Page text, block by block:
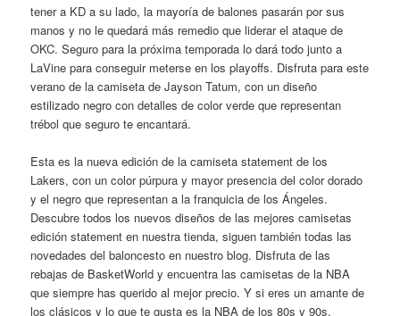
tener a KD a su lado, la mayoría de balones pasarán por sus
manos y no le quedará más remedio que liderar el ataque de
OKC. Seguro para la próxima temporada lo dará todo junto a
LaVine para conseguir meterse en los playoffs. Disfruta para este
verano de la camiseta de Jayson Tatum, con un diseño
estilizado negro con detalles de color verde que representan
trébol que seguro te encantará.
Esta es la nueva edición de la camiseta statement de los
Lakers, con un color púrpura y mayor presencia del color dorado
y el negro que representan a la franquicia de los Ángeles.
Descubre todos los nuevos diseños de las mejores camisetas
edición statement en nuestra tienda, siguen también todas las
novedades del baloncesto en nuestro blog. Disfruta de las
rebajas de BasketWorld y encuentra las camisetas de la NBA
que siempre has querido al mejor precio. Y si eres un amante de
los clásicos y lo que te gusta es la NBA de los 80s y 90s,